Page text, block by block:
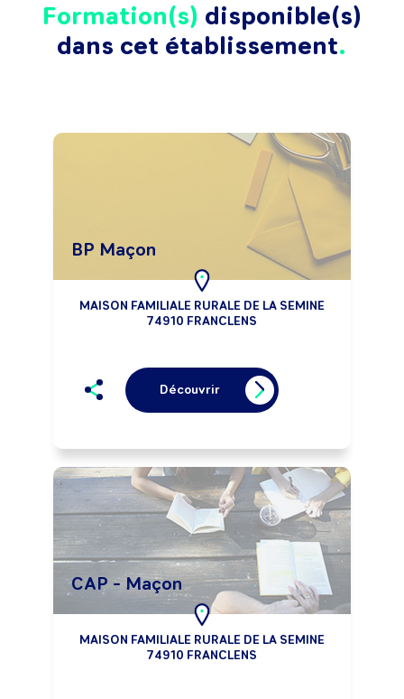
Formation(s) disponible(s)
dans cet établissement
BP Maçon
MAISON FAMILIALE RURALE DE LA SEMINE
74910 FRANCLENS
Découvrir
CAP - Maçon
MAISON FAMILIALE RURALE DE LA SEMINE
74910 FRANCLENS